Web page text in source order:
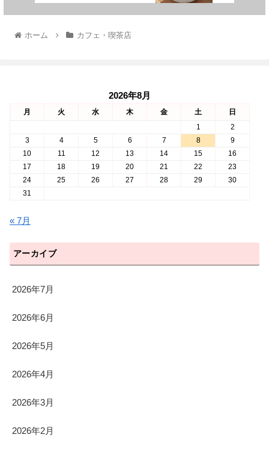
ホーム カフェ・喫茶店
2026年8月
月 火 水 木 金 土
日
1
2
3
4 5 6 7 8
9
10
11 12 13 14 15
16
17
18 19 20 21 22
23
24
25 26 27 28 29
30
31
« 7月
アーカイブ
2026年7月
2026年6月
2026年5月
2026年4月
2026年3月
2026年2月